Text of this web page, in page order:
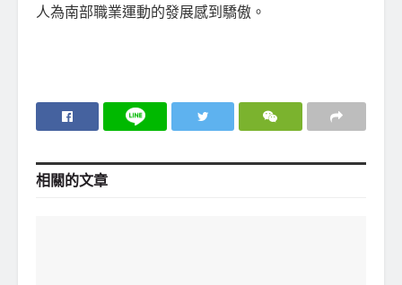
人為南部職業運動的發展感到驕傲。
相關的文章